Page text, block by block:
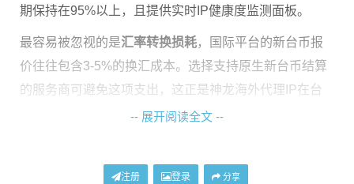
期保持在95%以上，且提供实时IP健康度监测面板。
最容易被忽视的是汇率转换损耗，国际平台的新台币报
价往往包含3-5%的换汇成本。选择支持原生新台币结算
的服务商可避免这项支出，这正是神龙海外代理IP在台
-- 展开阅读全文 --
注册 登录 分享